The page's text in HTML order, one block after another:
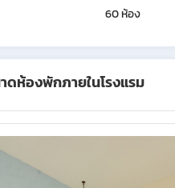
60 ห้อง
ห้องพักภายในโรงแรม